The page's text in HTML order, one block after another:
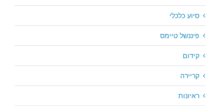
סיוע כלכלי
פיננשל טיימס
קידום
קריירה
ראיונות